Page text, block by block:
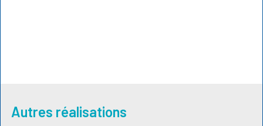
Autres réalisations